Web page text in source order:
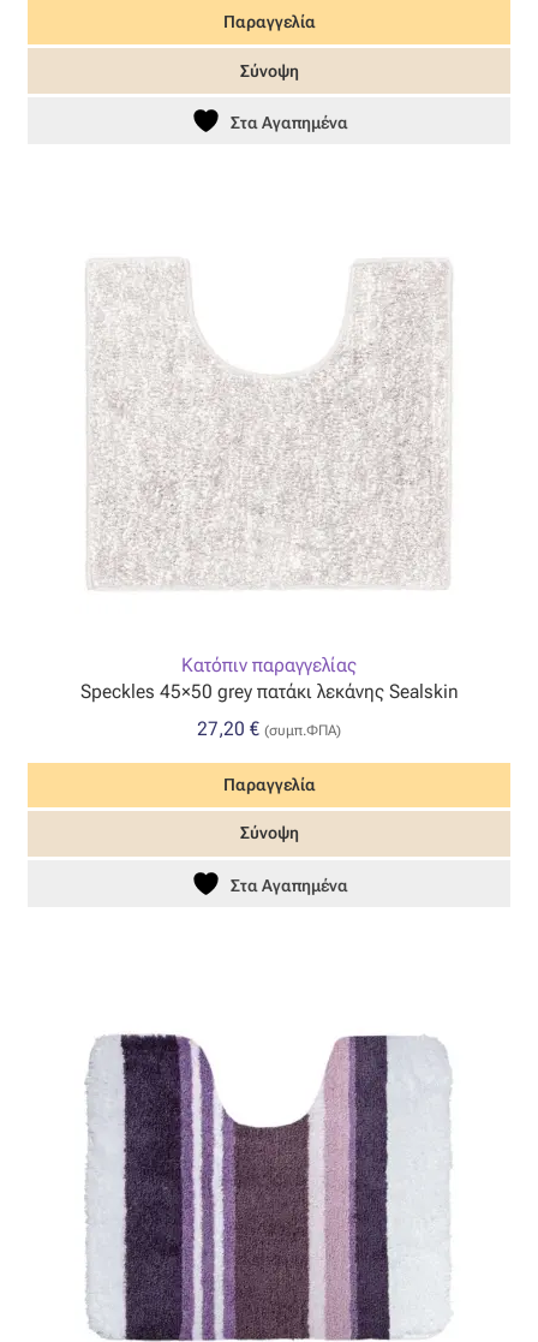
Παραγγελία
Σύνοψη
Στα Αγαπημένα
Κατόπιν παραγγελίας
Speckles 45×50 grey πατάκι λεκάνης Sealskin
27,20 € (συμπ.ΦΠΑ)
Παραγγελία
Σύνοψη
Στα Αγαπημένα